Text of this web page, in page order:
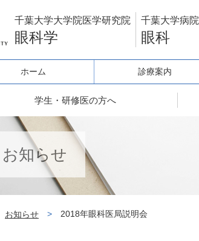
千葉大学大学院医学研究院
眼科学
千葉大学病院
眼科
ホーム 診療案内
学生・研修医の方へ
お知らせ
お知らせ > 2018年眼科医局説明会